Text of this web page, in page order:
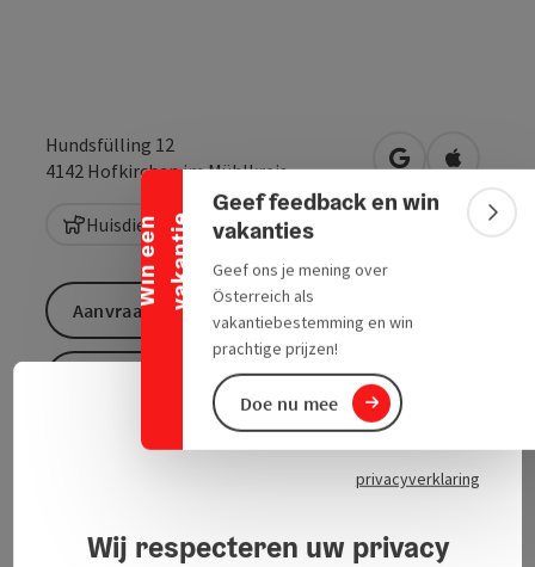
W
i
n
e
e
n
v
a
k
a
n
t
ie
Banner inklappen
Geef feedback en win
vakanties
Geef ons je mening over
Österreich als
vakantiebestemming en win
prachtige prijzen!
Doe nu mee
Hundsfülling 12
4142 Hofkirchen im Mühlkreis Openen inOpenen
Huisdieren zijn hartelijk welkom
Wimmer houtzagerij in de "Bockmühle
Aanvraag versturen
privacyverklaring
Wij respecteren uw privacy